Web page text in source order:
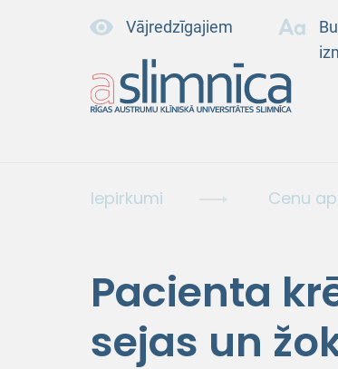
Vājredzīgajiem
Iepirkumi Cenu
Pacienta
sejas un